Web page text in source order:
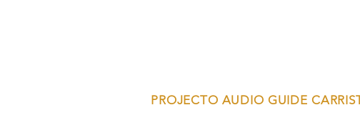
PROJECTO AUDIO GUIDE